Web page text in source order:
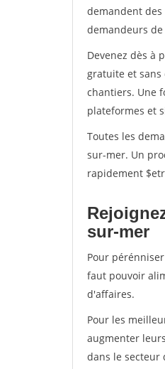
demandent
demandeurs
Devenez dès à
gratuite et sans
chantiers. Une
plateformes et
Toutes les
sur-mer. Un
rapidement
sur-mer
Pour
faut pouvoir
d'affaires.
Pour les
augmenter
dans le secteur